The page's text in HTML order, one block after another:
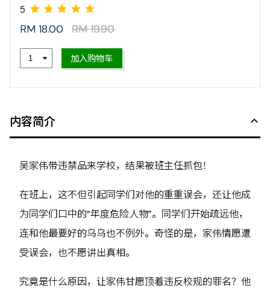
RM 18.00 RM 19.90
加入购物车
内容简介
吴家伟带违禁品来学校，结果被班主任抓包！
在班上，这不但引起同学们对他的重重误会，还让他成
为同学们口中的“年度危险人物”。同学们开始疏远他，
连和他最要好的乌乌也不例外。奇怪的是，家伟情愿遭
受误会，也不愿讲出真相。
究竟是什么原因，让家伟甘愿顶着违反校规的罪名？他